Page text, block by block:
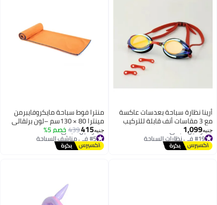
أرينا نظارة سباحة بعدسات عاكسة
مع 3 مقاسات أنف قابلة للتركيب
جنيه1,099
#19 في نظارات السباحة
أقل سعر في 7 يوم
توصيل مجاني
منترا فوط سباحة مايكروفايبرمن
مينترا 80 × 130سم –لون برتقالي
جنيه415
439 خصم 5%
#5 في مناشف السباحة
أقل سعر في 30 يوم
توصيل مجاني